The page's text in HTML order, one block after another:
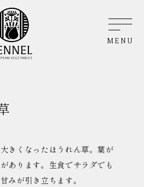
MENU
きくなったほうれん草。葉が
あります。生食でサラダでも
みが引き立ちます。